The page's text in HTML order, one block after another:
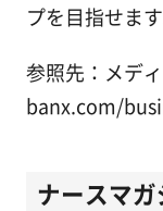
プを目指せます
参照先：メデ
banx.com/
ナースマ